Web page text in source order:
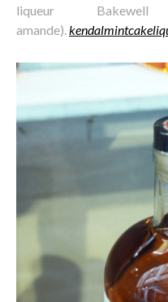
liqueur
amande).